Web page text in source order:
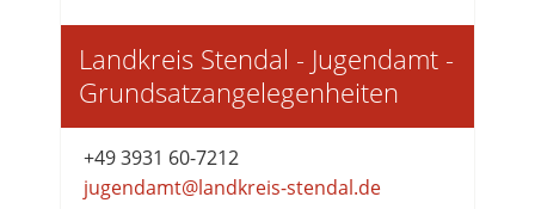
Landkreis Stendal - Jugendamt -
Grundsatzangelegenheiten
+49 3931 60-7212
jugendamt@landkreis-stendal.de